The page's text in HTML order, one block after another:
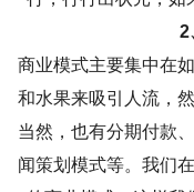
2
商业模式主要集中在
和水果来吸引人流，
当然，也有分期付款
闻策划模式等。我们